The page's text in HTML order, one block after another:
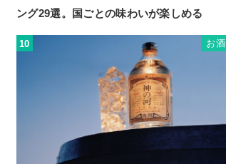
ング29選。国ごとの味わいが楽しめる
10 お酒